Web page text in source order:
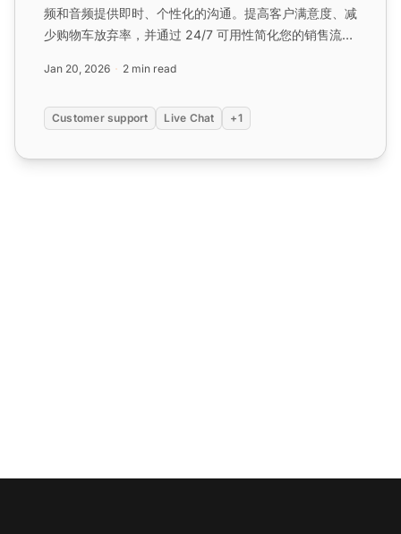
频和音频提供即时、个性化的沟通。提高客户满意度、减
少购物车放弃率，并通过 24/7 可用性简化您的销售流
Jan 20, 2026 2 min read
Customer support Live Chat +1